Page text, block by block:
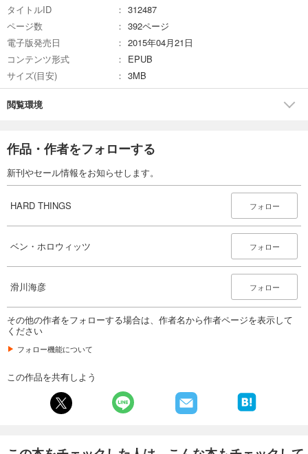
タイトルID
312487
ページ数
392ページ
電子版発売日
2015年04月21日
コンテンツ形式
EPUB
サイズ(目安)
3MB
閲覧環境
作品・作者をフォローする
新刊やセール情報をお知らせします。
HARD THINGS フォロー
ベン・ホロウィッツ フォロー
滑川海彦 フォロー
その他の作者をフォローする場合は、作者名から作者ページを表示して
ください
フォロー機能について
この作品を共有しよう